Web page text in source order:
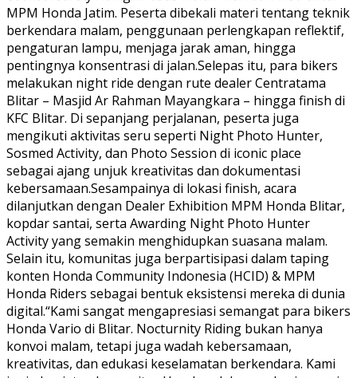
MPM Honda Jatim. Peserta dibekali materi tentang teknik
berkendara malam, penggunaan perlengkapan reflektif,
pengaturan lampu, menjaga jarak aman, hingga
pentingnya konsentrasi di jalan.Selepas itu, para bikers
melakukan night ride dengan rute dealer Centratama
Blitar – Masjid Ar Rahman Mayangkara – hingga finish di
KFC Blitar. Di sepanjang perjalanan, peserta juga
mengikuti aktivitas seru seperti Night Photo Hunter,
Sosmed Activity, dan Photo Session di iconic place
sebagai ajang unjuk kreativitas dan dokumentasi
kebersamaan.Sesampainya di lokasi finish, acara
dilanjutkan dengan Dealer Exhibition MPM Honda Blitar,
kopdar santai, serta Awarding Night Photo Hunter
Activity yang semakin menghidupkan suasana malam.
Selain itu, komunitas juga berpartisipasi dalam taping
konten Honda Community Indonesia (HCID) & MPM
Honda Riders sebagai bentuk eksistensi mereka di dunia
digital.“Kami sangat mengapresiasi semangat para bikers
Honda Vario di Blitar. Nocturnity Riding bukan hanya
konvoi malam, tetapi juga wadah kebersamaan,
kreativitas, dan edukasi keselamatan berkendara. Kami